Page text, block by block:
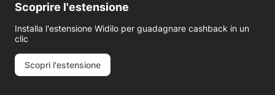
Scoprire l'estensione
Installa l'estensione Widilo per guadagnare cashback in un
clic
Scopri l'estensione